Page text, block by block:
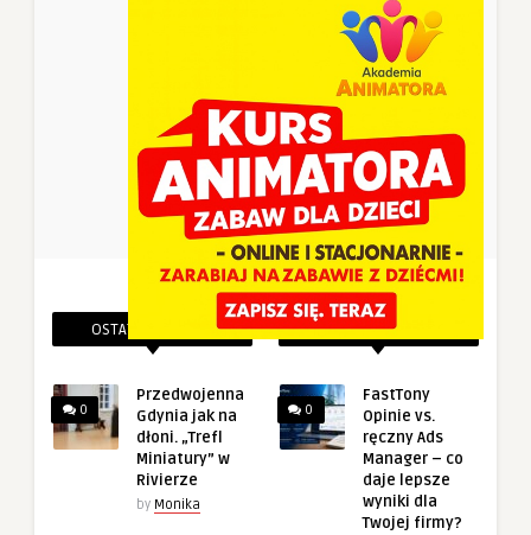
OSTATNIE PINEZKI
0
Przedwojenna
Gdynia jak na
dłoni. „Trefl
Miniatury” w
Rivierze
by Monika
POWIĄZANE PINEZKI
0
FastTony
Opinie vs.
ręczny Ads
Manager – co
daje lepsze
wyniki dla
Twojej firmy?